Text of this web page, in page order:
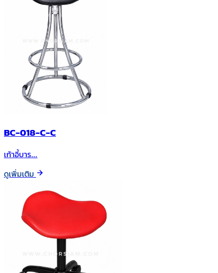
BC-018-C-C
เก้าอี้บาร…
ดูเพิ่มเติม